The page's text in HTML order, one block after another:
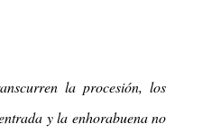
la procesión, los
y la enhorabuena no